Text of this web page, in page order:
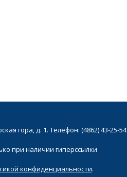
гора, д. 1. Телефон: (4862) 43-25-54
при наличии гиперссылки
конфиденциальности.